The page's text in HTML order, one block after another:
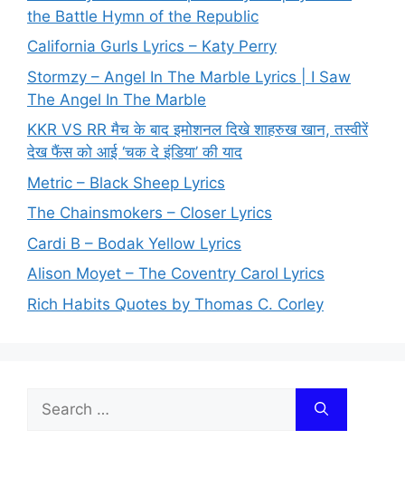
the Battle Hymn of the Republic
California Gurls Lyrics – Katy Perry
Stormzy – Angel In The Marble Lyrics | I Saw
The Angel In The Marble
KKR VS RR मैच के बाद इमोशनल दिखे शाहरुख खान, तस्वीरें
देख फैंस को आई ‘चक दे इंडिया’ की याद
Metric – Black Sheep Lyrics
The Chainsmokers – Closer Lyrics
Cardi B – Bodak Yellow Lyrics
Alison Moyet – The Coventry Carol Lyrics
Rich Habits Quotes by Thomas C. Corley
for: